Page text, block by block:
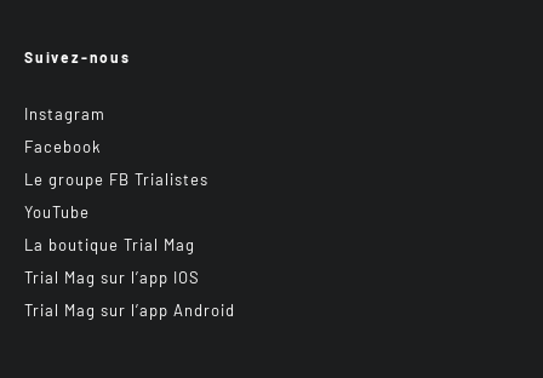
Suivez-nous
Instagram
Facebook
Le groupe FB Trialistes
YouTube
La boutique Trial Mag
Trial Mag sur l’app IOS
Trial Mag sur l’app Android